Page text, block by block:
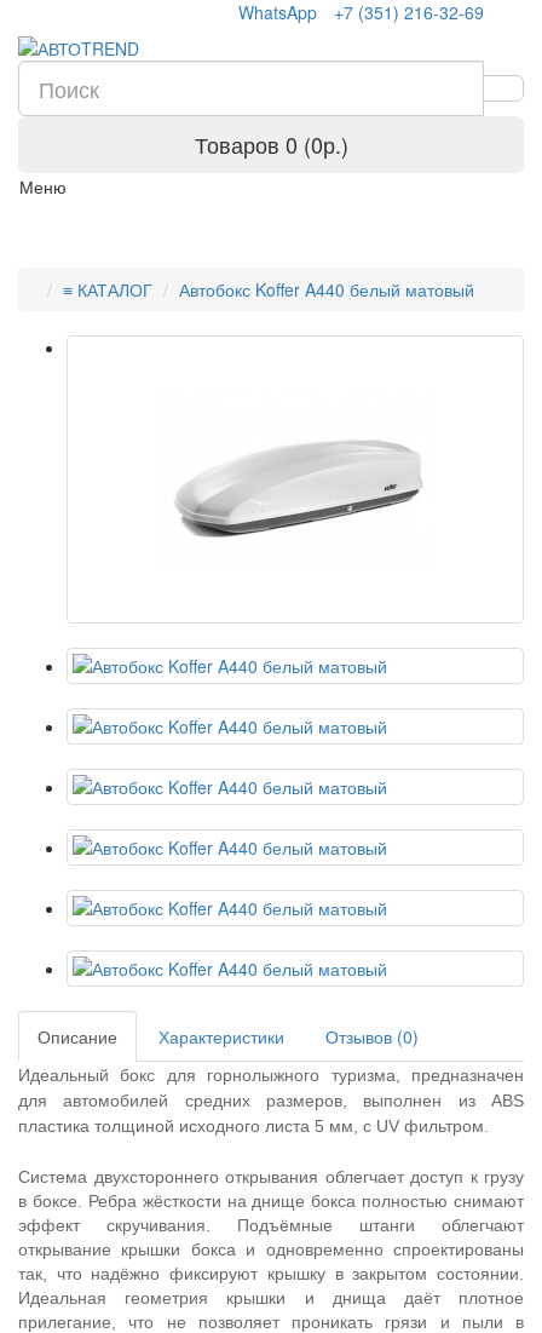
WhatsApp +7 (351) 216-32-69
Товаров 0 (0р.)
Меню
≡ КАТАЛОГ Автобокс Koffer A440 белый матовый
Описание Характеристики Отзывов (0)
Идеальный бокс для горнолыжного туризма, предназначен
для автомобилей средних размеров, выполнен из ABS
пластика толщиной исходного листа 5 мм, с UV фильтром.
Система двухстороннего открывания облегчает доступ к грузу
в боксе. Ребра жёсткости на днище бокса полностью снимают
эффект скручивания. Подъёмные штанги облегчают
открывание крышки бокса и одновременно спроектированы
так, что надёжно фиксируют крышку в закрытом состоянии.
Идеальная геометрия крышки и днища даёт плотное
прилегание, что не позволяет проникать грязи и пыли в